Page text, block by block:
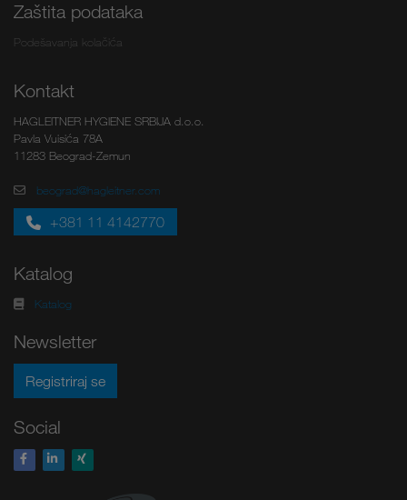
Zaštita podataka
Podešavanja kolačića
Kontakt
HAGLEITNER HYGIENE SRBIJA d.o.o.
Pavla Vuisića 78A
11283 Beograd-Zemun
beograd@hagleitner.com
+381 11 4142770
Katalog
Katalog
Newsletter
Registriraj se
Social